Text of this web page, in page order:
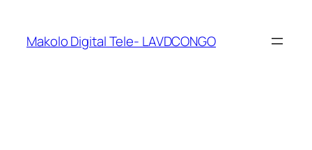
Makolo Digital Tele- LAVDCONGO